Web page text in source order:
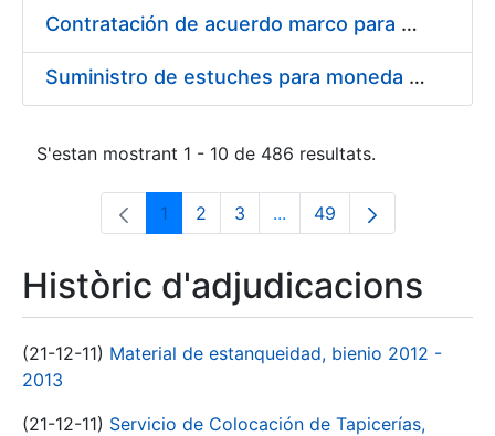
Contratación de acuerdo marco para el Suministro de Material de Electricidad para la Fábrica Nacional de Moneda y Timbre-Real Casa de la Moneda en su centro de trabajo de Burgos
Suministro de estuches para moneda de 30 €
S'estan mostrant 1 - 10 de 486 resultats.
Pàgina
1 Pàgina
2 Pàgina
3 ...Pàgines intermèdies
Pàgina
49
Històric d'adjudicacions
(21-12-11) Material de estanqueidad, bienio 2012 -
2013
(21-12-11) Servicio de Colocación de Tapicerías,